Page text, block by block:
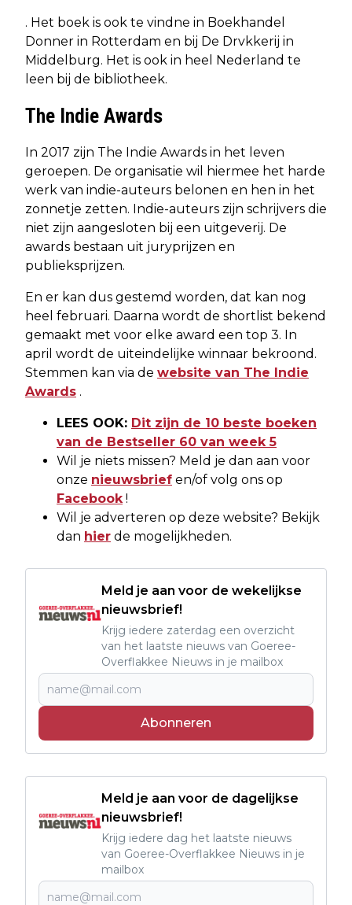
. Het boek is ook te vindne in Boekhandel
Donner in Rotterdam en bij De Drvkkerij in
Middelburg. Het is ook in heel Nederland te
leen bij de bibliotheek.
The Indie Awards
In 2017 zijn The Indie Awards in het leven
geroepen. De organisatie wil hiermee het harde
werk van indie-auteurs belonen en hen in het
zonnetje zetten. Indie-auteurs zijn schrijvers die
niet zijn aangesloten bij een uitgeverij. De
awards bestaan uit juryprijzen en
publieksprijzen.
En er kan dus gestemd worden, dat kan nog
heel februari. Daarna wordt de shortlist bekend
gemaakt met voor elke award een top 3. In
april wordt de uiteindelijke winnaar bekroond.
Stemmen kan via de website van The Indie
Awards .
LEES OOK: Dit zijn de 10 beste boeken
van de Bestseller 60 van week 5
Wil je niets missen? Meld je dan aan voor
onze nieuwsbrief en/of volg ons op
Facebook!
Wil je adverteren op deze website? Bekijk
dan hier de mogelijkheden.
Meld je aan voor de wekelijkse
nieuwsbrief!
Krijg iedere zaterdag een overzicht
van het laatste nieuws van Goeree-
Overflakkee Nieuws in je mailbox
Abonneren
Meld je aan voor de dagelijkse
nieuwsbrief!
Krijg iedere dag het laatste nieuws
van Goeree-Overflakkee Nieuws in je
mailbox